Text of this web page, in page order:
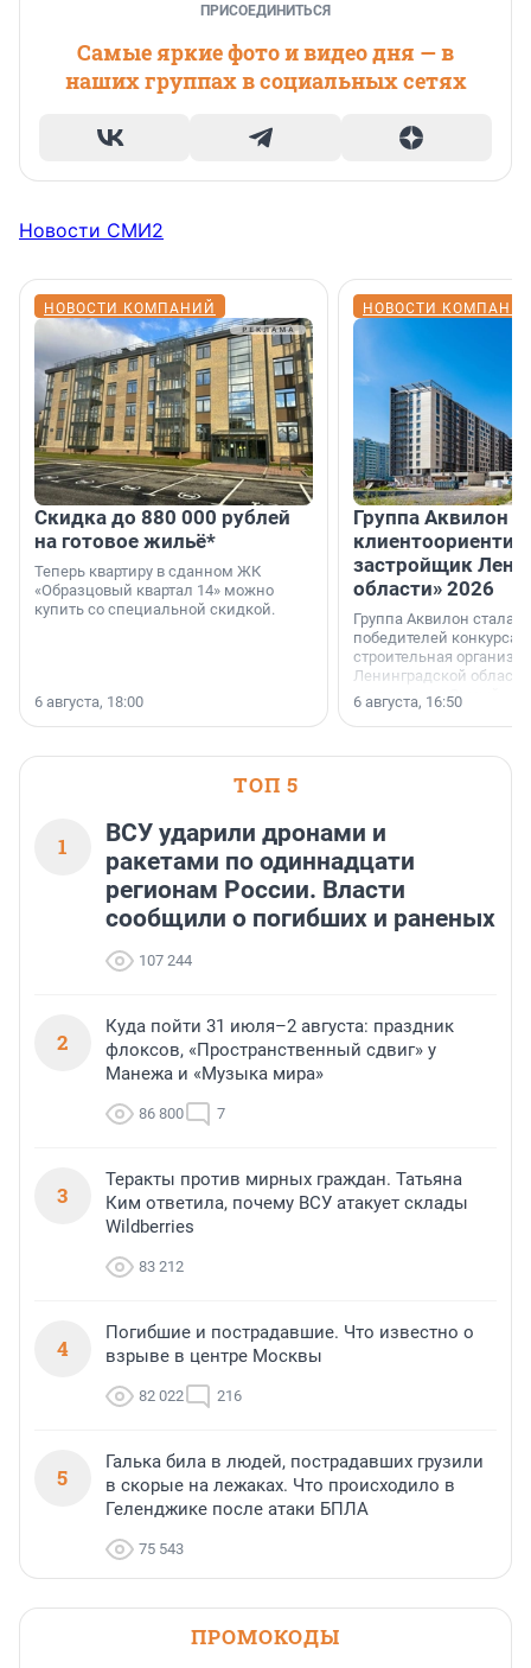
ПРИСОЕДИНИТЬСЯ
Самые яркие фото и видео дня — в
наших группах в социальных сетях
Новости СМИ2
НОВОСТИ КОМПАНИЙ
Скидка до 880 000 рублей
на готовое жильё*
Теперь квартиру в сданном ЖК
«Образцовый квартал 14» можно
купить со специальной скидкой.
6 августа, 18:00
НОВОСТИ
Группа Аквилон
застройщик
области» 2026
Группа Аквилон стала
победителей конкурса
строительная
Ленинградской области
номинации «Самый
застройщик
6 августа, 16:50
ТОП 5
1
ВСУ ударили дронами и
ракетами по одиннадцати
регионам России. Власти
сообщили о погибших и раненых
107 244
2
Куда пойти 31 июля–2 августа: праздник
флоксов, «Пространственный сдвиг» у
Манежа и «Музыка мира»
86 800 7
3
Теракты против мирных граждан. Татьяна
Ким ответила, почему ВСУ атакует склады
Wildberries
83 212
4
Погибшие и пострадавшие. Что известно о
взрыве в центре Москвы
82 022 216
5
Галька била в людей, пострадавших грузили
в скорые на лежаках. Что происходило в
Геленджике после атаки БПЛА
75 543
ПРОМОКОДЫ